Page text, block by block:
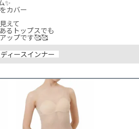
✨
カバー
えて
るトップスでも
ップです🥰🥰
ィースインナー